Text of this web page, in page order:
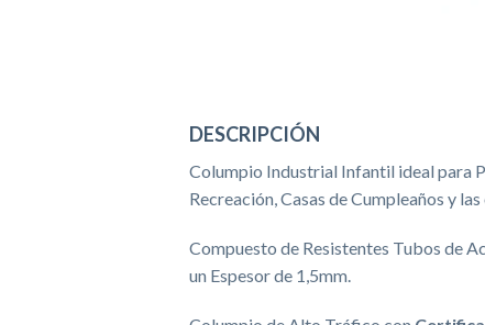
DESCRIPCIÓN
Columpio Industrial Infantil ideal para
Recreación, Casas de Cumpleaños y
Compuesto de Resistentes Tubos de
un Espesor de 1,5mm.